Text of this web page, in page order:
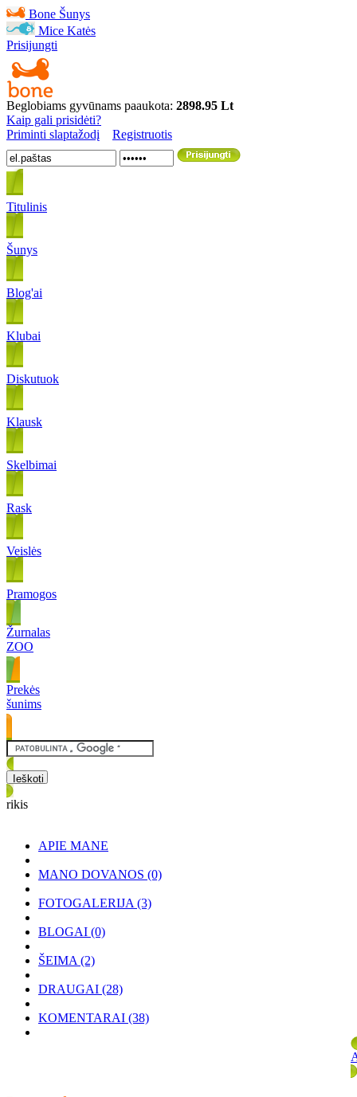
Bone Šunys
Mice Katės
Prisijungti
Beglobiams gyvūnams paaukota: 2898.95 Lt
Kaip gali prisidėti?
Priminti slaptažodį
Registruotis
Titulinis
Šunys
Blog'ai
Klubai
Diskutuok
Klausk
Skelbimai
Rask
Veislės
Pramogos
Žurnalas
ZOO
Prekės
šunims
rikis
APIE MANE
MANO DOVANOS (0)
FOTOGALERIJA (3)
BLOGAI (0)
ŠEIMA (2)
DRAUGAI (28)
KOMENTARAI (38)